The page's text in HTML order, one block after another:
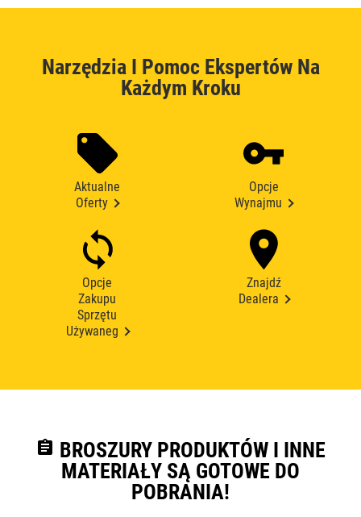
Narzędzia I Pomoc Ekspertów Na
Każdym Kroku
Aktualne
Oferty
Opcje
Wynajmu
Opcje
Zakupu
Sprzętu
Używaneg
Znajdź
Dealera
assignment BROSZURY PRODUKTÓW I INNE
MATERIAŁY SĄ GOTOWE DO
POBRANIA!